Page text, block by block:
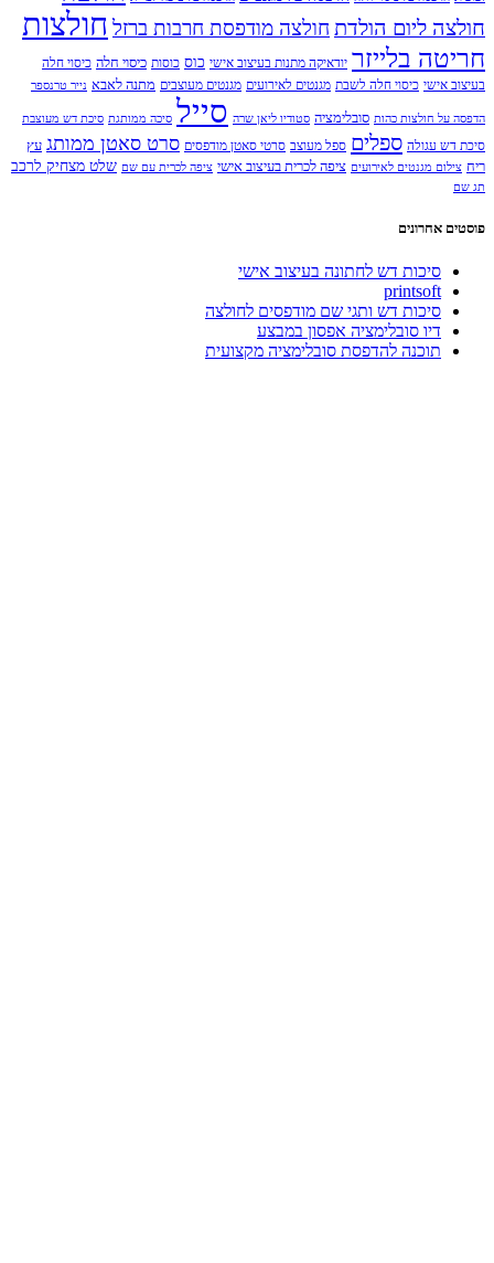
חולצה ליום הולדת חולצה מודפסת חרבות ברזל חולצות
חריטה בלייזר יודאיקה מתנות בעיצוב אישי כוס כוסות כיסוי חלה כיסוי חלה
בעיצוב אישי כיסוי חלה לשבת מגנטים לאירועים מגנטים מעוצבים מתנה לאבא נייר טרנספר
הדפסה על חולצות כהות סובלימציה סטודיו ליאן שרה סייל סיכה ממותגת סיכת דש מעוצבת
סיכת דש עגולה ספלים ספל מעוצב סרטי סאטן מודפסים סרט סאטן ממותג עץ
ריח צילום מגנטים לאירועים ציפה לכרית בעיצוב אישי ציפה לכרית עם שם שלט מצחיק לרכב
תג שם
פוסטים אחרונים
סיכות דש לחתונה בעיצוב אישי
printsoft
סיכות דש ותגי שם מודפסים לחולצה
דיו סובלימציה אפסון במבצע
תוכנה להדפסת סובלימציה מקצועית